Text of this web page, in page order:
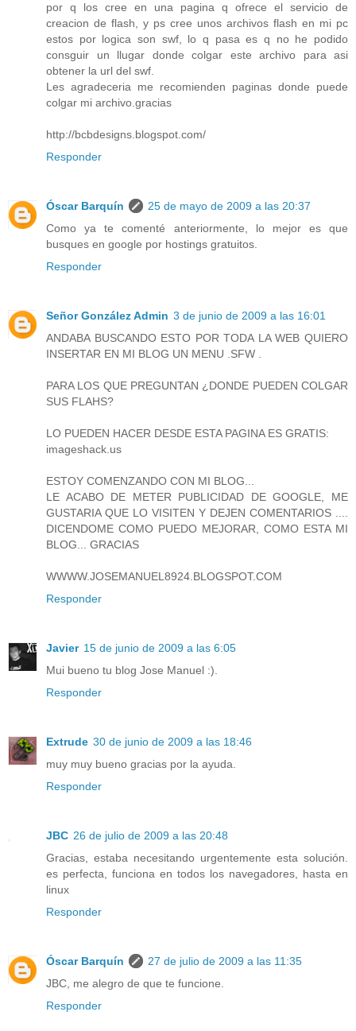
por q los cree en una pagina q ofrece el servicio de
creacion de flash, y ps cree unos archivos flash en mi pc
estos por logica son swf, lo q pasa es q no he podido
consguir un llugar donde colgar este archivo para asi
obtener la url del swf.
Les agradeceria me recomienden paginas donde puede
colgar mi archivo.gracias
http://bcbdesigns.blogspot.com/
Responder
Óscar Barquín
25 de mayo de 2009 a las 20:37
Como ya te comenté anteriormente, lo mejor es que
busques en google por hostings gratuitos.
Responder
Señor González Admin 3 de junio de 2009 a las 16:01
ANDABA BUSCANDO ESTO POR TODA LA WEB QUIERO
INSERTAR EN MI BLOG UN MENU .SFW .
PARA LOS QUE PREGUNTAN ¿DONDE PUEDEN COLGAR
SUS FLAHS?
LO PUEDEN HACER DESDE ESTA PAGINA ES GRATIS:
imageshack.us
ESTOY COMENZANDO CON MI BLOG...
LE ACABO DE METER PUBLICIDAD DE GOOGLE, ME
GUSTARIA QUE LO VISITEN Y DEJEN COMENTARIOS ....
DICENDOME COMO PUEDO MEJORAR, COMO ESTA MI
BLOG... GRACIAS
WWWW.JOSEMANUEL8924.BLOGSPOT.COM
Responder
Javier 15 de junio de 2009 a las 6:05
Mui bueno tu blog Jose Manuel :).
Responder
Extrude 30 de junio de 2009 a las 18:46
muy muy bueno gracias por la ayuda.
Responder
JBC 26 de julio de 2009 a las 20:48
Gracias, estaba necesitando urgentemente esta solución.
es perfecta, funciona en todos los navegadores, hasta en
linux
Responder
Óscar Barquín
27 de julio de 2009 a las 11:35
JBC, me alegro de que te funcione.
Responder